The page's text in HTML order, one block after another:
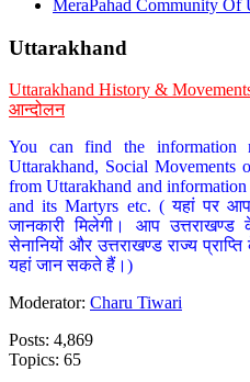
MeraPahad Community Of
Uttarakhand
Uttarakhand History &
आन्दोलन
You can find the information
Uttarakhand, Social Movements
from Uttarakhand and
and its Martyrs etc. ( यहां पर
जानकारी मिलेगी। आप उत्तराखण्ड
सेनानियों और उत्तराखण्ड राज्य
यहां जान सकते हैं।)
Moderator: Charu Tiwari
Posts: 4,869
Topics: 65